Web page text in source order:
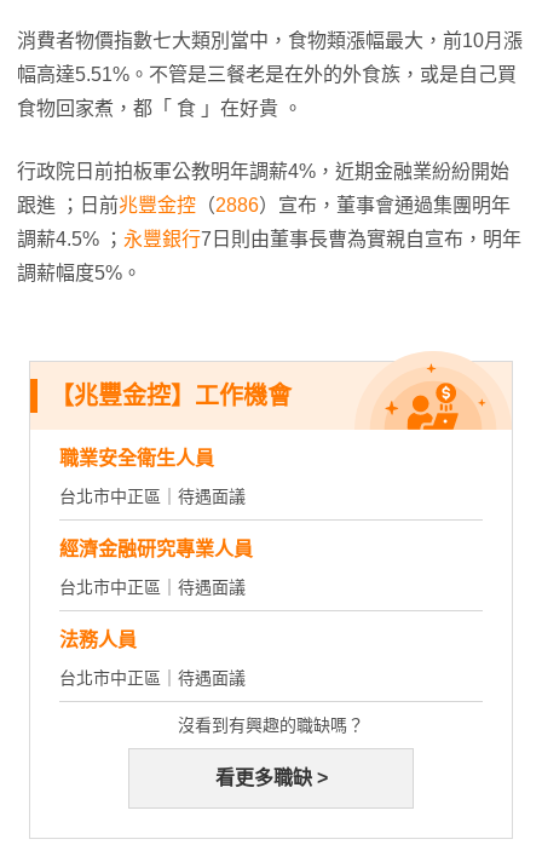
消費者物價指數七大類別當中，食物類漲幅最大，前10月漲
幅高達5.51%。不管是三餐老是在外的外食族，或是自己買
食物回家煮，都「 食 」在好貴 。
行政院日前拍板軍公教明年調薪4%，近期金融業紛紛開始
跟進 ；日前兆豐金控 （2886）宣布，董事會通過集團明年
調薪4.5% ； 永豐銀行7日則由董事長曹為實親自宣布，明年
調薪幅度5%。
【兆豐金控】工作機會
職業安全衛生人員
台北市中正區｜待遇面議
經濟金融研究專業人員
台北市中正區｜待遇面議
法務人員
台北市中正區｜待遇面議
沒看到有興趣的職缺嗎？
看更多職缺 >